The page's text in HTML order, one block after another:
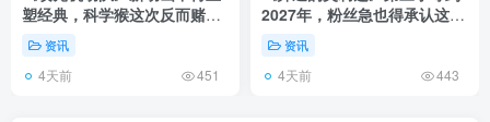
塑经典，科学猴这次反而赌对
了！资讯
4天前 451
2027年，粉丝急也得承认这次
慢得有道理！
资讯
4天前 443